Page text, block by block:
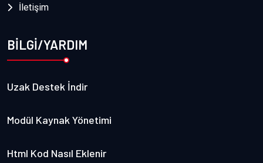
İletişim
BİLGİ/YARDIM
Uzak Destek İndir
Modül Kaynak Yönetimi
Html Kod Nasıl Eklenir